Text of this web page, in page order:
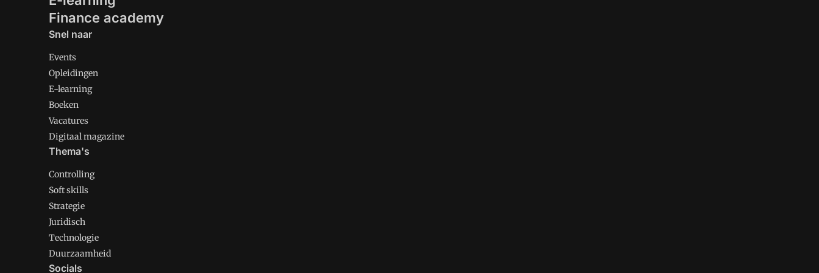
Finance academy
Snel naar
Events
Opleidingen
E-learning
Boeken
Vacatures
Digitaal magazine
Thema's
Controlling
Soft skills
Strategie
Juridisch
Technologie
Duurzaamheid
Socials